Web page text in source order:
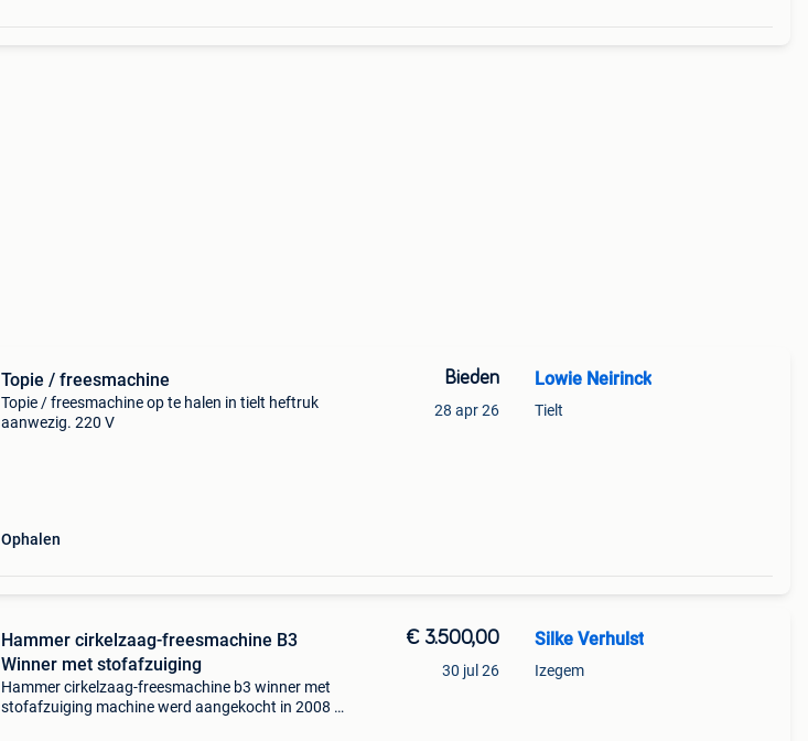
Topie / freesmachine
Topie / freesmachine op te halen in tielt heftruk
aanwezig. 220 V
Ophalen
Bieden
28 apr 26
Lowie Neirinck
Tielt
Hammer cirkelzaag-freesmachine B3
Winner met stofafzuiging
Hammer cirkelzaag-freesmachine b3 winner met
stofafzuiging machine werd aangekocht in 2008 en
€ 3.500,00
30 jul 26
Silke Verhulst
Izegem